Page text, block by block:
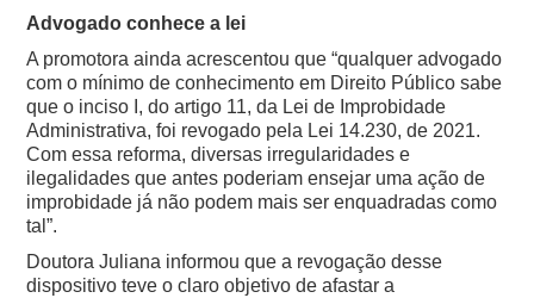
Advogado conhece a lei
A promotora ainda acrescentou que “qualquer advogado
com o mínimo de conhecimento em Direito Público sabe
que o inciso I, do artigo 11, da Lei de Improbidade
Administrativa, foi revogado pela Lei 14.230, de 2021.
Com essa reforma, diversas irregularidades e
ilegalidades que antes poderiam ensejar uma ação de
improbidade já não podem mais ser enquadradas como
tal”.
Doutora Juliana informou que a revogação desse
dispositivo teve o claro objetivo de afastar a